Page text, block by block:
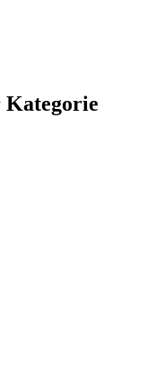
Kategorie